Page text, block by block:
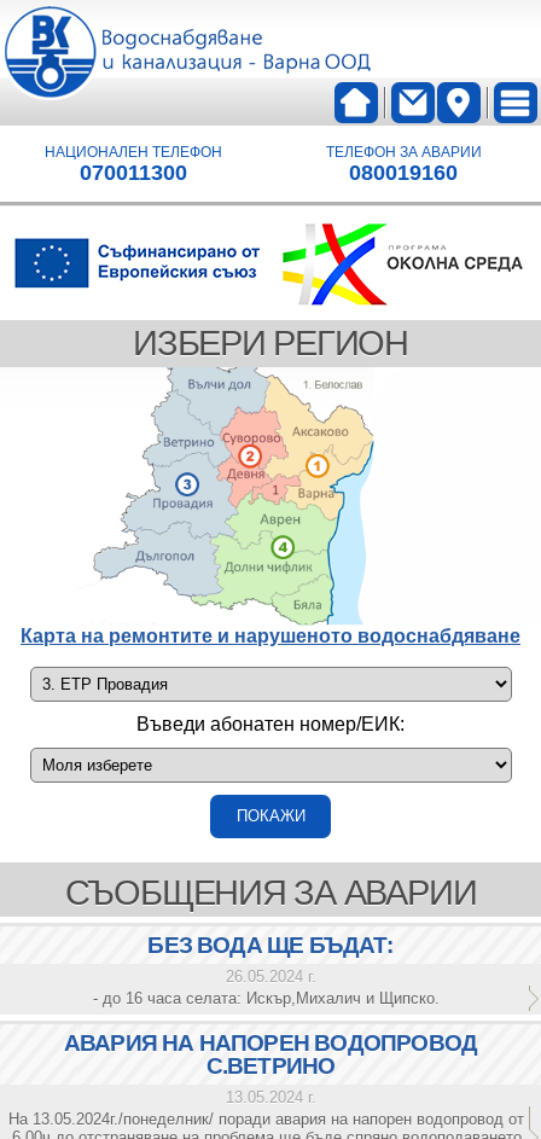
НАЦИОНАЛЕН ТЕЛЕФОН
070011300
ТЕЛЕФОН ЗА АВАРИИ
080019160
ИЗБЕРИ РЕГИОН
Карта на ремонтите и нарушеното водоснабдяване
Въведи абонатен номер/ЕИК:
СЪОБЩЕНИЯ ЗА АВАРИИ
БЕЗ ВОДА ЩЕ БЪДАТ:
26.05.2024 г.
- до 16 часа селата: Искър,Михалич и Щипско.
АВАРИЯ НА НАПОРЕН ВОДОПРОВОД
С.ВЕТРИНО
13.05.2024 г.
На 13.05.2024г./понеделник/ поради авария на напорен водопровод от